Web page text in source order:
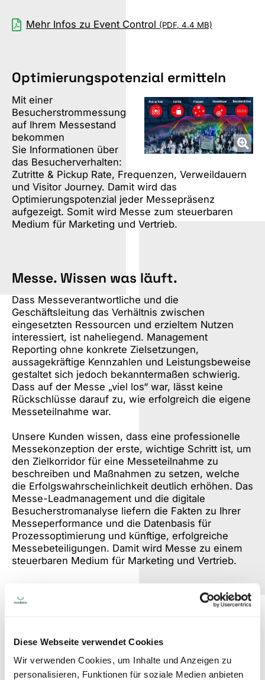
Diese Webseite verwendet Cookies
Wir verwenden Cookies, um Inhalte und Anzeigen zu
personalisieren, Funktionen für soziale Medien anbieten
Mehr Infos zu Event Control (PDF, 4.4 MB)
Optimierungspotenzial ermitteln
Mit einer
Besucherstrommessung
auf Ihrem Messestand
bekommen
Sie Informationen über
das Besucherverhalten:
Zutritte & Pickup Rate, Frequenzen, Verweildauern
und Visitor Journey. Damit wird das
Optimierungspotenzial jeder Messepräsenz
aufgezeigt. Somit wird Messe zum steuerbaren
Medium für Marketing und Vertrieb.
Messe. Wissen was läuft.
Dass Messeverantwortliche und die
Geschäftsleitung das Verhältnis zwischen
eingesetzten Ressourcen und erzieltem Nutzen
interessiert, ist naheliegend. Management
Reporting ohne konkrete Zielsetzungen,
aussagekräftige Kennzahlen und Leistungsbeweise
gestaltet sich jedoch bekanntermaßen schwierig.
Dass auf der Messe „viel los“ war, lässt keine
Rückschlüsse darauf zu, wie erfolgreich die eigene
Messeteilnahme war.
Unsere Kunden wissen, dass eine professionelle
Messekonzeption der erste, wichtige Schritt ist, um
den Zielkorridor für eine Messeteilnahme zu
beschreiben und Maßnahmen zu setzen, welche
die Erfolgswahrscheinlichkeit deutlich erhöhen. Das
Messe-Leadmanagement und die digitale
Besucherstromanalyse liefern die Fakten zu Ihrer
Messeperformance und die Datenbasis für
Prozessoptimierung und künftige, erfolgreiche
Messebeteiligungen. Damit wird Messe zu einem
steuerbaren Medium für Marketing und Vertrieb.
can't manage it.
Peter Drucker